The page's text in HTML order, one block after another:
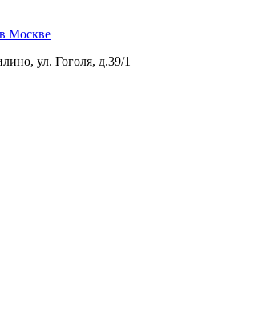
ул. Гоголя, д.39/1